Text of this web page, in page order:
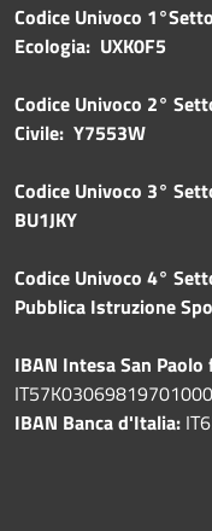
Codice Univoco
Ecologia: UXK0F5
Codice Univoco 2°
Civile: Y7553W
Codice Univoco 3°
BU1JKY
Codice Univoco 4°
Pubblica Istruzione
IBAN Intesa San
IBAN Banca d'Italia: